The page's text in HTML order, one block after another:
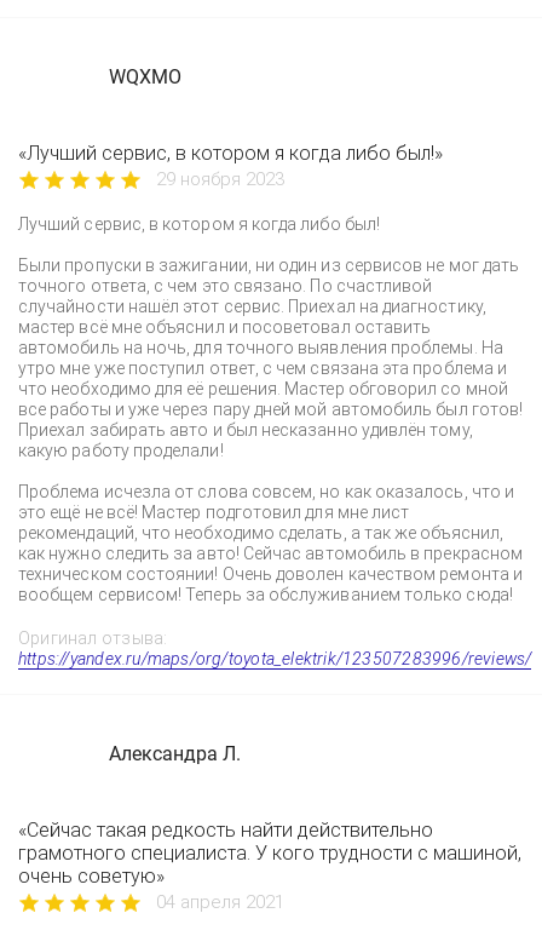
WQXMO
«Лучший сервис, в котором я когда либо был!»
29 ноября 2023
Лучший сервис, в котором я когда либо был!
Были пропуски в зажигании, ни один из сервисов не мог дать
точного ответа, с чем это связано. По счастливой
случайности нашёл этот сервис. Приехал на диагностику,
мастер всё мне объяснил и посоветовал оставить
автомобиль на ночь, для точного выявления проблемы. На
утро мне уже поступил ответ, с чем связана эта проблема и
что необходимо для её решения. Мастер обговорил со мной
все работы и уже через пару дней мой автомобиль был готов!
Приехал забирать авто и был несказанно удивлён тому,
какую работу проделали!
Проблема исчезла от слова совсем, но как оказалось, что и
это ещё не всё! Мастер подготовил для мне лист
рекомендаций, что необходимо сделать, а так же объяснил,
как нужно следить за авто! Сейчас автомобиль в прекрасном
техническом состоянии! Очень доволен качеством ремонта и
вообщем сервисом! Теперь за обслуживанием только сюда!
Оригинал отзыва:
https://yandex.ru/maps/org/toyota_elektrik/123507283996/reviews/
Александра Л.
«Сейчас такая редкость найти действительно
грамотного специалиста. У кого трудности с машиной,
очень советую»
04 апреля 2021